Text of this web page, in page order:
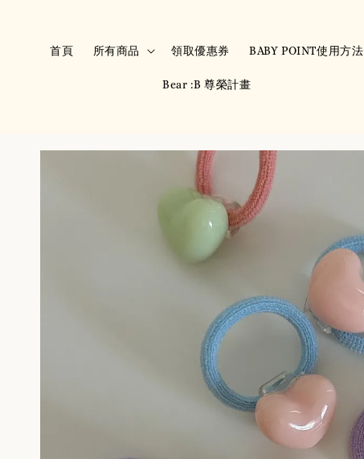
首頁 所有商品 領取優惠券 BABY POINT使用方法
Bear :B 尊榮計畫